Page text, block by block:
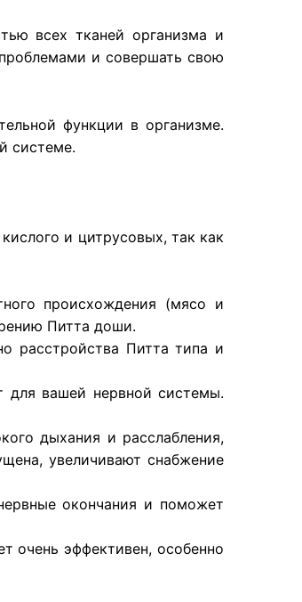
всех тканей организма и
и совершать свою
функции в организме.
системе.
и цитрусовых, так как
происхождения (мясо и
Питта доши.
расстройства Питта типа и
для вашей нервной системы.
дыхания и расслабления,
увеличивают снабжение
окончания и поможет
очень эффективен, особенно